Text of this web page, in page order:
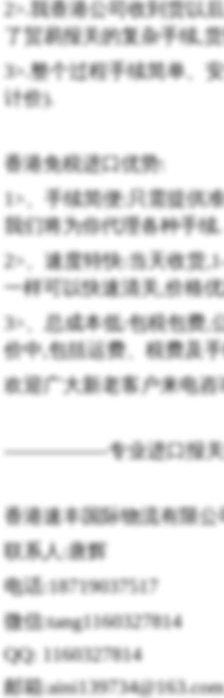
2>.我香港公司收到货以
了贸易报关的复杂手续,
3>.整个过程手续简单、
计价).
香港免税进口优势:
1>、手续简便:只需提供
我们将为你代理各种手续.
2>、速度特快:当天收货
一样可以快速清关,价格
3>、总成本低:包税包费,
价中,包括运费、税费及
欢迎广大新老客户来电
----------------专业进口报
香港速丰国际物流有限公
联系人:唐辉
电话:18719037517
微信:tang1160327814
QQ: 1160327814
邮箱:aini139734@163.com